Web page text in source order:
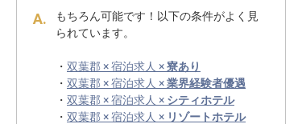
もちろん可能です！以下の条件がよく見
られています。
・ 双葉郡 × 宿泊求人 ×寮あり
・ 双葉郡 × 宿泊求人 ×業界経験者優遇
・ 双葉郡 × 宿泊求人 × シティホテル
・ 双葉郡 × 宿泊求人 × リゾートホテル